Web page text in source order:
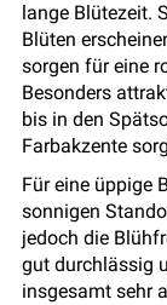
lange Blütezeit.
Blüten
sorgen für eine
Besonders
bis in den
Farbakzente
Für eine üppige
sonnigen
jedoch die
gut durchlässig
insgesamt sehr